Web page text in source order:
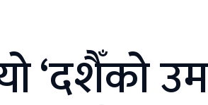
‘दशैँको